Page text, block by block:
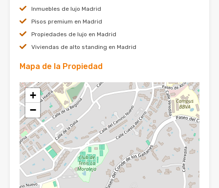
Inmuebles de lujo Madrid
Pisos premium en Madrid
Propiedades de lujo en Madrid
Viviendas de alto standing en Madrid
Mapa de la Propiedad
+
−